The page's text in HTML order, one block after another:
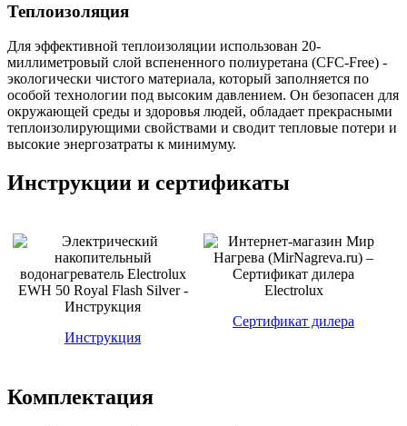
Теплоизоляция
Для эффективной теплоизоляции использован 20-
миллиметровый слой вспененного полиуретана (CFC-Free) -
экологически чистого материала, который заполняется по
особой технологии под высоким давлением. Он безопасен для
окружающей среды и здоровья людей, обладает прекрасными
теплоизолирующими свойствами и сводит тепловые потери и
высокие энергозатраты к минимуму.
Инструкции и сертификаты
Инструкция
Сертификат дилера
Комплектация